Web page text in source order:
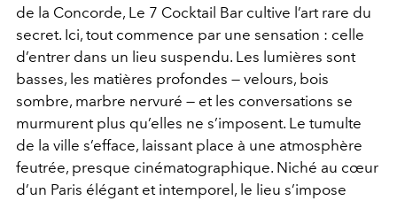
de la Concorde, Le 7 Cocktail Bar cultive l’art rare du
secret. Ici, tout commence par une sensation : celle
d’entrer dans un lieu suspendu. Les lumières sont
basses, les matières profondes — velours, bois
sombre, marbre nervuré — et les conversations se
murmurent plus qu’elles ne s’imposent. Le tumulte
de la ville s’efface, laissant place à une atmosphère
feutrée, presque cinématographique. Niché au cœur
d’un Paris élégant et intemporel, le lieu s’impose